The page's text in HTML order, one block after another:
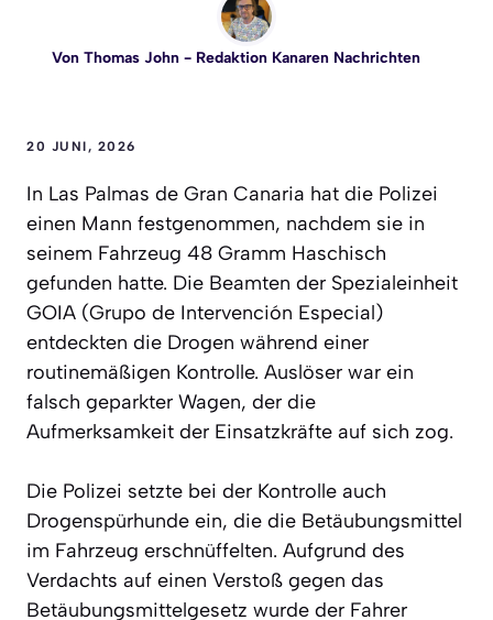
Von Thomas John- Redaktion Kanaren Nachrichten
20 JUNI, 2026
In Las Palmas de Gran Canaria hat die Polizei
einen Mann festgenommen, nachdem sie in
seinem Fahrzeug 48 Gramm Haschisch
gefunden hatte. Die Beamten der Spezialeinheit
GOIA (Grupo de Intervención Especial)
entdeckten die Drogen während einer
routinemäßigen Kontrolle. Auslöser war ein
falsch geparkter Wagen, der die
Aufmerksamkeit der Einsatzkräfte auf sich zog.
Die Polizei setzte bei der Kontrolle auch
Drogenspürhunde ein, die die Betäubungsmittel
im Fahrzeug erschnüffelten. Aufgrund des
Verdachts auf einen Verstoß gegen das
Betäubungsmittelgesetz wurde der Fahrer